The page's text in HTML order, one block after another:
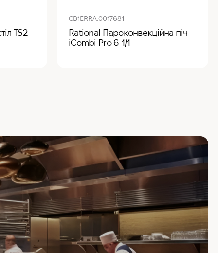
TS2
CB1ERRA.0017681
Rational Пароконвекційна піч
iCombi Pro 6-1/1